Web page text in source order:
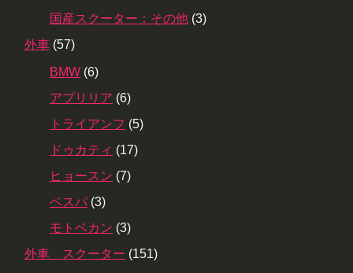
国産スクーター：その他 (3)
外車 (57)
BMW (6)
アプリリア (6)
トライアンフ (5)
ドゥカティ (17)
ヒョースン (7)
ベスパ (3)
モトベカン (3)
外車 スクーター (151)